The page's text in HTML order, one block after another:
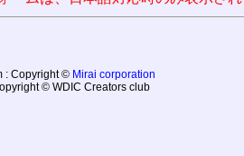
: Copyright © Mirai corporation
© WDIC Creators club